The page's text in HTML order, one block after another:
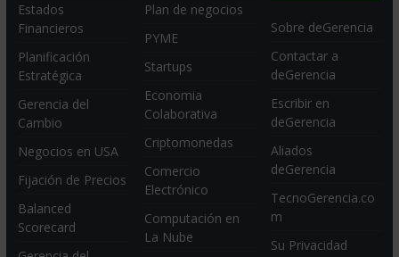
Estados
Financieros
Planificación
Estratégica
Gerencia del
Cambio
Negocios en USA
Fijación de Precios
Balanced
Scorecard
Plan de negocios
PYME
Startups
Economia
Colaborativa
Criptomonedas
Comercio
Electrónico
Computación en
La Nube
Sobre deGerencia
Contactar a
deGerencia
Escribir en
deGerencia
Aliados
deGerencia
TecnoGerencia.co
m
Su Privacidad